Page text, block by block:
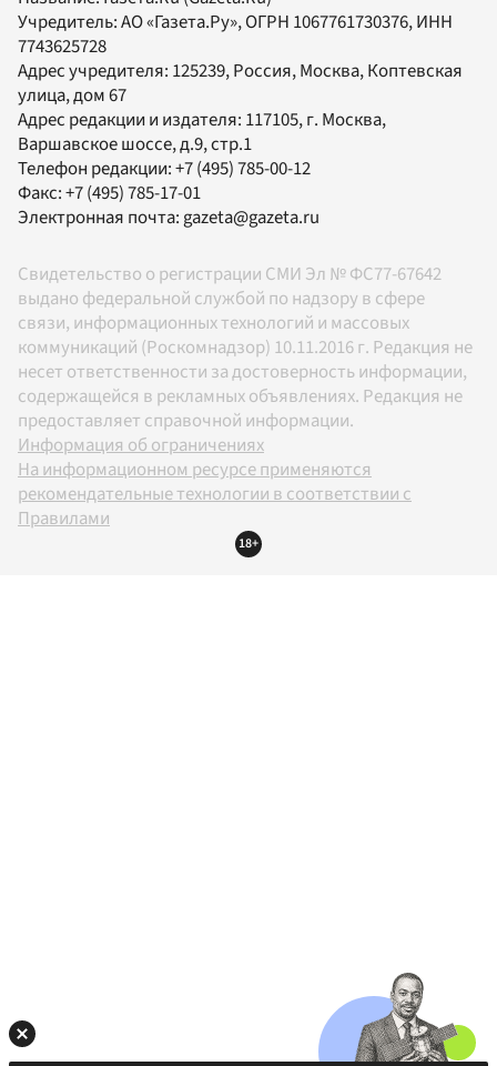
Учредитель:АО «Газета.Ру», ОГРН 1067761730376, ИНН
7743625728
Адрес учредителя: 125239, Россия, Москва, Коптевская
улица, дом 67
Адрес редакции и издателя: 117105, г. Москва,
Варшавское шоссе, д.9, стр.1
Телефон редакции:+7 (495) 785-00-12
Факс:+7 (495) 785-17-01
Электронная почта:gazeta@gazeta.ru
Свидетельство о регистрации СМИ Эл № ФС77-67642
выдано федеральной службой по надзору в сфере
связи, информационных технологий и массовых
коммуникаций (Роскомнадзор) 10.11.2016 г. Редакция не
несет ответственности за достоверность информации,
содержащейся в рекламных объявлениях. Редакция не
предоставляет справочной информации.
Информация об ограничениях
На информационном ресурсе применяются
рекомендательные технологии в соответствии с
Правилами
18+